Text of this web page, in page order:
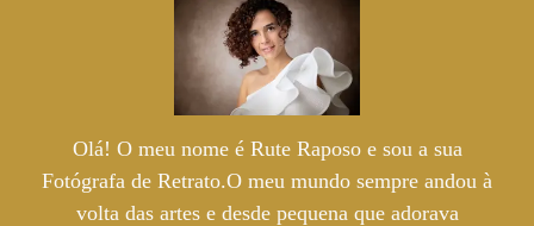
Olá! O meu nome é Rute Raposo e sou a sua
Fotógrafa de Retrato.O meu mundo sempre andou à
volta das artes e desde pequena que adorava